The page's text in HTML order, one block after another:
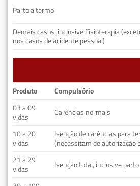
Parto a termo
Demais casos, inclusive Fisioterapia
nos casos de acidente pessoal)
Produto
Compulsório
03 a 09
vidas
Carências normais
10 a 20
vidas
Isenção de carências para
(necessitam de autorização
21 a 29
vidas
Isenção total, inclusive parto